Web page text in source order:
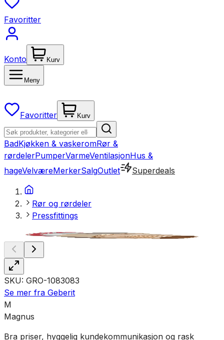
Favoritter
Konto Kurv
Meny
Favoritter Kurv
BadKjøkken & vaskeromRør &
rørdelerPumperVarmeVentilasjonHus &
hageVelværeMerkerSalgOutlet Superdeals
Rør og rørdeler
Pressfittings
SKU: GRO-1083083
Se mer fra Geberit
M
Magnus
Bra priser, hyggelig kundekommunikasjon og rask